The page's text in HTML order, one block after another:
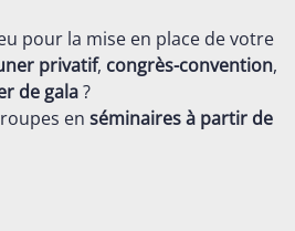
pour la mise en place de votre
privatif, congrès-convention,
de gala?
en séminairesà partir de